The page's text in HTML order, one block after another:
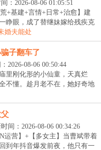
：2026-08-06 01:05:51
+基建+言情+日常+治愈】建
睁眼，成了替继妹嫁给残疾克
婚夫能处
子翻车了
2026-08-06 00:50:44
里刚化形的小仙童，天真烂
不懂。趁月老不在，她好奇地
间：2026-08-06 00:34:26
运营】+【多女主】当曹斌带着
到年抖音爆发前夜，他只有一